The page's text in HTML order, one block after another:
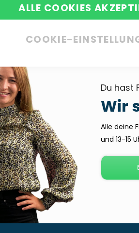
Du hast
Wir
Alle deine
und 13-15
ALLE COOKIES
COOKIE-